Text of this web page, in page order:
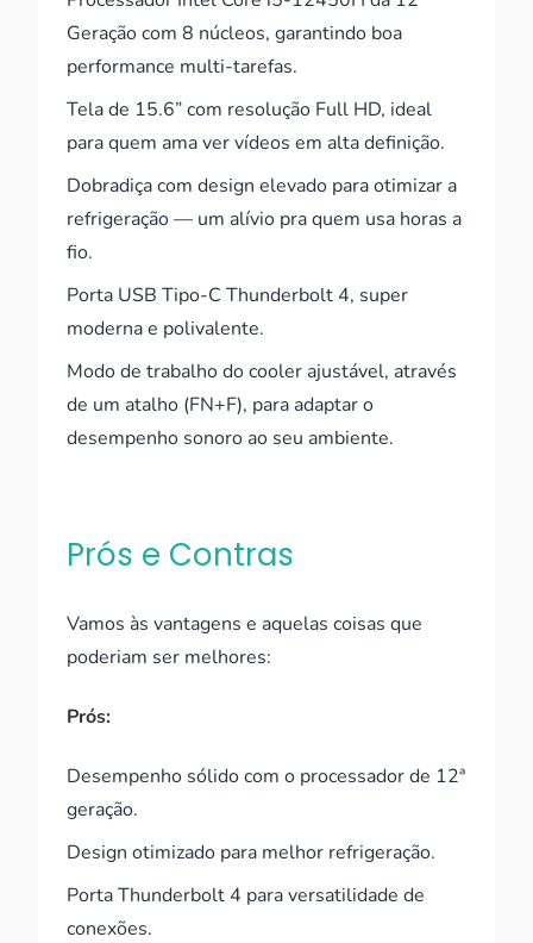
Geração com 8 núcleos, garantindo boa
performance multi-tarefas.
Tela de 15.6” com resolução Full HD, ideal
para quem ama ver vídeos em alta definição.
Dobradiça com design elevado para otimizar a
refrigeração — um alívio pra quem usa horas a
fio.
Porta USB Tipo-C Thunderbolt 4, super
moderna e polivalente.
Modo de trabalho do cooler ajustável, através
de um atalho (FN+F), para adaptar o
desempenho sonoro ao seu ambiente.
Prós e Contras
Vamos às vantagens e aquelas coisas que
poderiam ser melhores:
Prós:
Desempenho sólido com o processador de 12ª
geração.
Design otimizado para melhor refrigeração.
Porta Thunderbolt 4 para versatilidade de
conexões.